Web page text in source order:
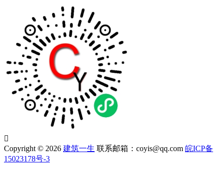

Copyright © 2026 建筑一生 联系邮箱：coyis@qq.com 皖ICP备
15023178号-3